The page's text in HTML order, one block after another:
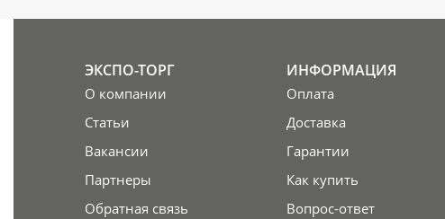
ЭКСПО-ТОРГ
О компании
Статьи
Вакансии
Партнеры
Обратная связь
ИНФОРМАЦИЯ
Оплата
Доставка
Гарантии
Как купить
Вопрос-ответ